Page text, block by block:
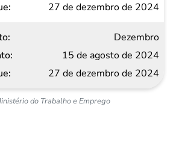
do Trabalho e Emprego
27 de dezembro de 2024
Dezembro
15 de agosto de 2024
27 de dezembro de 2024